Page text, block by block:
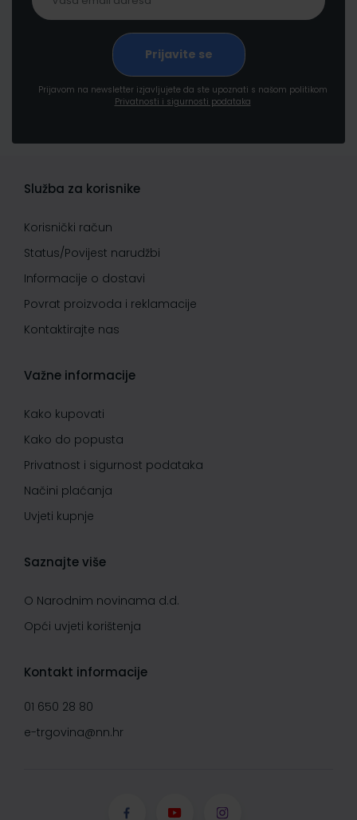
Prijavom na newsletter izjavljujete da ste upoznati s našom politikom
Privatnosti i sigurnosti podataka
Služba za korisnike
Korisnički račun
Status/Povijest narudžbi
Informacije o dostavi
Povrat proizvoda i reklamacije
Kontaktirajte nas
Važne informacije
Kako kupovati
Kako do popusta
Privatnost i sigurnost podataka
Načini plaćanja
Uvjeti kupnje
Saznajte više
O Narodnim novinama d.d.
Opći uvjeti korištenja
Kontakt informacije
01 650 28 80
e-trgovina@nn.hr